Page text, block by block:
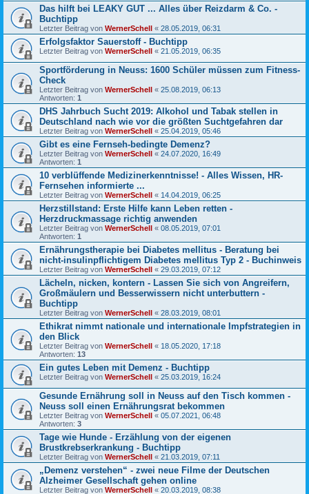
Das hilft bei LEAKY GUT ... Alles über Reizdarm & Co. -
Buchtipp
Letzter Beitrag von WernerSchell « 28.05.2019, 06:31
Erfolgsfaktor Sauerstoff - Buchtipp
Letzter Beitrag von WernerSchell « 21.05.2019, 06:35
Sportförderung in Neuss: 1600 Schüler müssen zum Fitness-
Check
Letzter Beitrag von WernerSchell « 25.08.2019, 06:13
Antworten: 1
DHS Jahrbuch Sucht 2019: Alkohol und Tabak stellen in
Deutschland nach wie vor die größten Suchtgefahren dar
Letzter Beitrag von WernerSchell « 25.04.2019, 05:46
Gibt es eine Fernseh-bedingte Demenz?
Letzter Beitrag von WernerSchell « 24.07.2020, 16:49
Antworten: 1
10 verblüffende Medizinerkenntnisse! - Alles Wissen, HR-
Fernsehen informierte ...
Letzter Beitrag von WernerSchell « 14.04.2019, 06:25
Herzstillstand: Erste Hilfe kann Leben retten -
Herzdruckmassage richtig anwenden
Letzter Beitrag von WernerSchell « 08.05.2019, 07:01
Antworten: 1
Ernährungstherapie bei Diabetes mellitus - Beratung bei
nicht-insulinpflichtigem Diabetes mellitus Typ 2 - Buchinweis
Letzter Beitrag von WernerSchell « 29.03.2019, 07:12
Lächeln, nicken, kontern - Lassen Sie sich von Angreifern,
Großmäulern und Besserwissern nicht unterbuttern -
Buchtipp
Letzter Beitrag von WernerSchell « 28.03.2019, 08:01
Ethikrat nimmt nationale und internationale Impfstrategien in
den Blick
Letzter Beitrag von WernerSchell « 18.05.2020, 17:18
Antworten: 13
Ein gutes Leben mit Demenz - Buchtipp
Letzter Beitrag von WernerSchell « 25.03.2019, 16:24
Gesunde Ernährung soll in Neuss auf den Tisch kommen -
Neuss soll einen Ernährungsrat bekommen
Letzter Beitrag von WernerSchell « 05.07.2021, 06:48
Antworten: 3
Tage wie Hunde - Erzählung von der eigenen
Brustkrebserkrankung - Buchtipp
Letzter Beitrag von WernerSchell « 21.03.2019, 07:11
„Demenz verstehen“ - zwei neue Filme der Deutschen
Alzheimer Gesellschaft gehen online
Letzter Beitrag von WernerSchell « 20.03.2019, 08:38